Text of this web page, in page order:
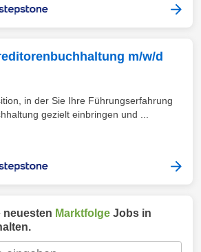
m/w/d
in der Sie Ihre Führungserfahrung
gezielt einbringen und ...
neuesten Marktfolge Jobs in